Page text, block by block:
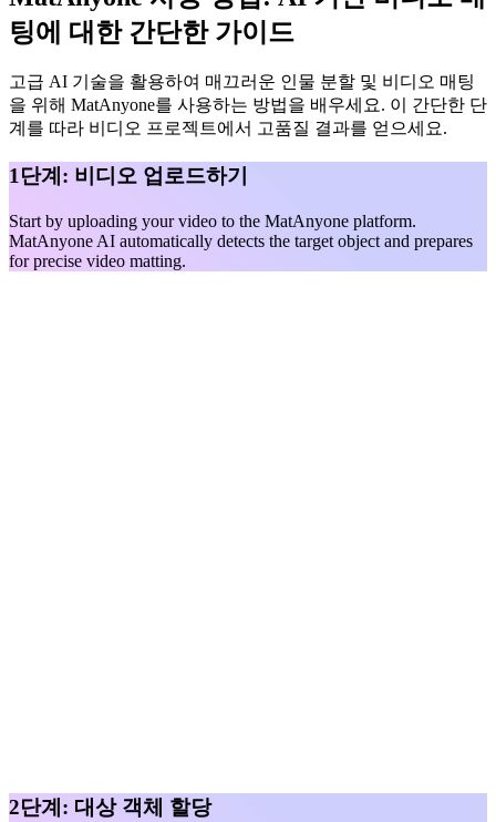
팅에 대한 간단한 가이드
고급 AI 기술을 활용하여 매끄러운 인물 분할 및 비디오 매팅
을 위해 MatAnyone를 사용하는 방법을 배우세요. 이 간단한 단
계를 따라 비디오 프로젝트에서 고품질 결과를 얻으세요.
1단계: 비디오 업로드하기
Start by uploading your video to the MatAnyone platform.
MatAnyone AI automatically detects the target object and prepares
for precise video matting.
2단계: 대상 객체 할당